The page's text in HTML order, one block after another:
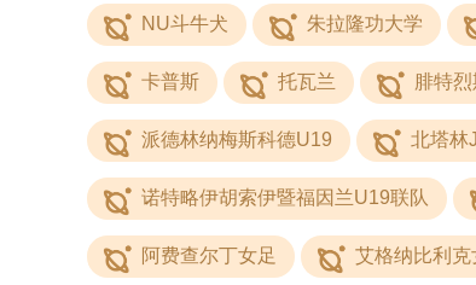
NU斗牛犬 朱拉隆功大学
卡普斯 托瓦兰 腓特
派德林纳梅斯科德U19 北塔林
诺特略伊胡索伊暨福因兰U19联队
阿费查尔丁女足 艾格纳比利克